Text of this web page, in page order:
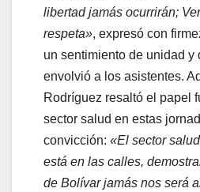
libertad jamás ocurrirán;
respeta», expresó con
un sentimiento de unidad y
envolvió a los asistentes.
Rodríguez resaltó el papel
sector salud en estas
convicción: «El sector
está en las calles,
de Bolívar jamás nos será